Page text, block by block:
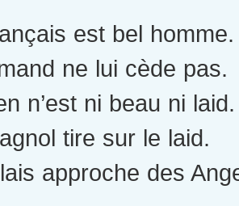
est bel homme.
ne lui cède pas.
n’est ni beau ni laid.
tire sur le laid.
approche des